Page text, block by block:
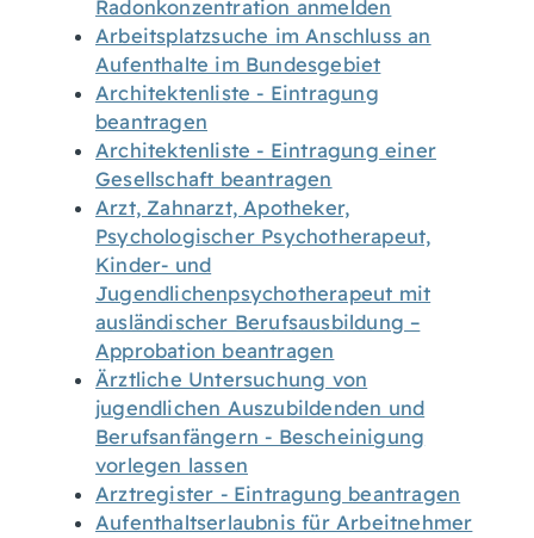
Radonkonzentration anmelden
Arbeitsplatzsuche im Anschluss an
Aufenthalte im Bundesgebiet
Architektenliste - Eintragung
beantragen
Architektenliste - Eintragung einer
Gesellschaft beantragen
Arzt, Zahnarzt, Apotheker,
Psychologischer Psychotherapeut,
Kinder- und
Jugendlichenpsychotherapeut mit
ausländischer Berufsausbildung –
Approbation beantragen
Ärztliche Untersuchung von
jugendlichen Auszubildenden und
Berufsanfängern - Bescheinigung
vorlegen lassen
Arztregister - Eintragung beantragen
Aufenthaltserlaubnis für Arbeitnehmer